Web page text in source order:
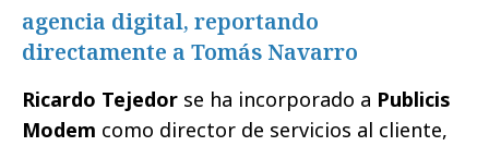
agencia digital, reportando
directamente a Tomás Navarro
Ricardo Tejedor se ha incorporado a Publicis
Modem como director de servicios al cliente,